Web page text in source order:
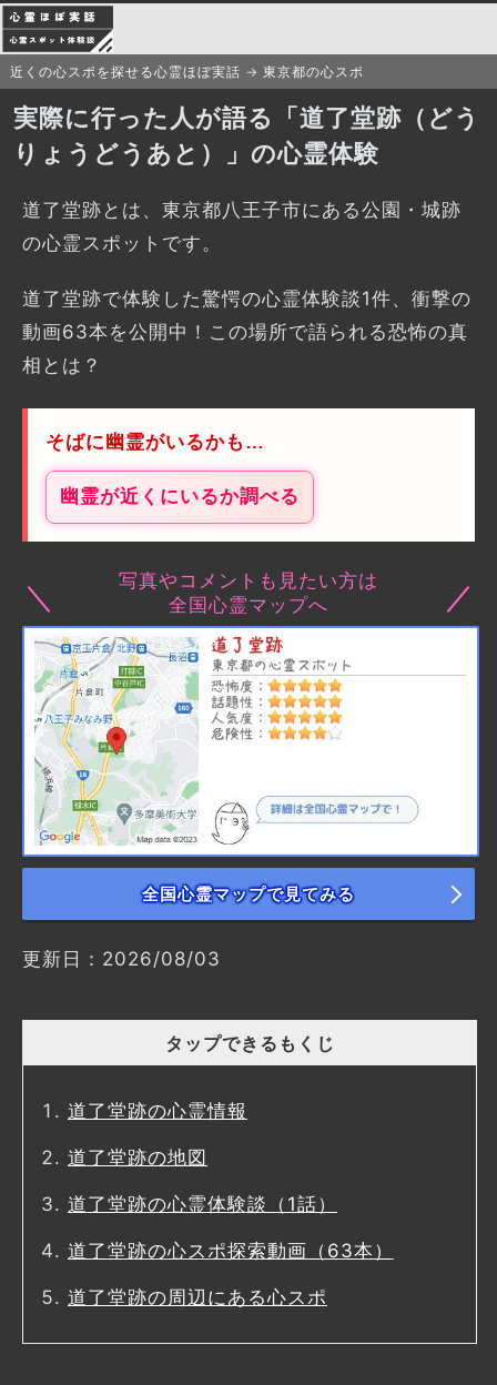
近くの心スポを探せる心霊ほぼ実話 東京都の心スポ
実際に行った人が語る「道了堂跡（どう
りょうどうあと）」の心霊体験
道了堂跡とは、東京都八王子市にある公園・城跡
の心霊スポットです。
道了堂跡で体験した驚愕の心霊体験談1件、衝撃の
動画63本を公開中！この場所で語られる恐怖の真
相とは？
そばに幽霊がいるかも…
幽霊が近くにいるか調べる
写真やコメントも見たい方は
全国心霊マップへ
全国心霊マップで見てみる
更新日：2026/08/03
タップできるもくじ
道了堂跡の心霊情報
道了堂跡の地図
道了堂跡の心霊体験談（1話）
道了堂跡の心スポ探索動画（63本）
道了堂跡の周辺にある心スポ